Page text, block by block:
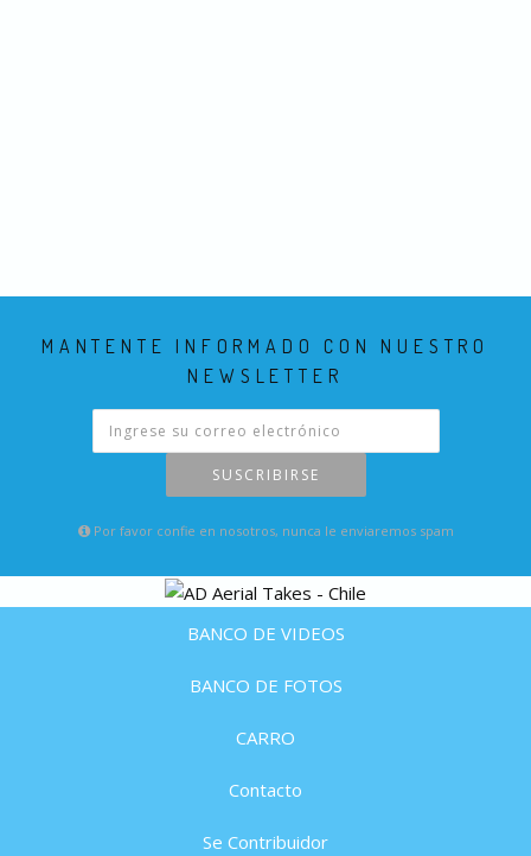
MANTENTE INFORMADO CON NUESTRO
NEWSLETTER
SUSCRIBIRSE
Por favor confie en nosotros, nunca le enviaremos spam
BANCO DE VIDEOS
BANCO DE FOTOS
CARRO
Contacto
Se Contribuidor